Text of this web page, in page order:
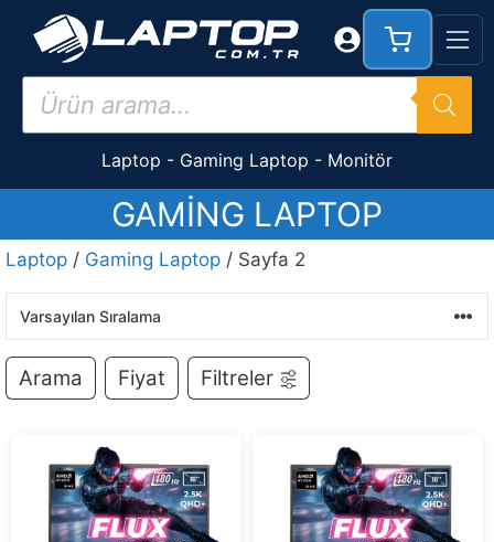
İçeriğe
Products
search
Laptop - Gaming Laptop - Monitör
GAMING LAPTOP
Laptop / Gaming Laptop / Sayfa 2
Arama Fiyat Filtreler